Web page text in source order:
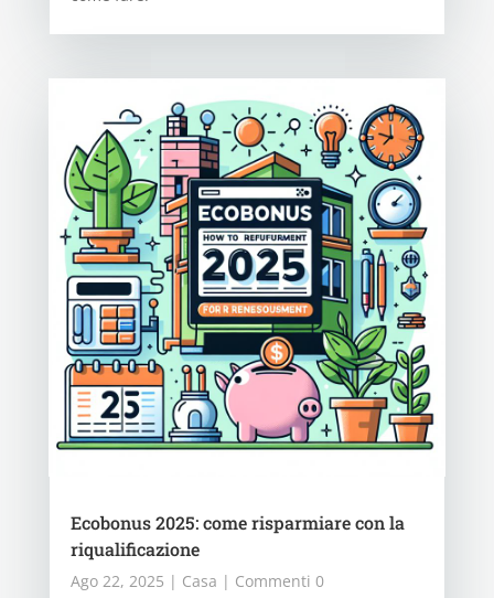
Ecobonus 2025: come risparmiare con la
riqualificazione
Ago 22, 2025 | Casa | Commenti 0